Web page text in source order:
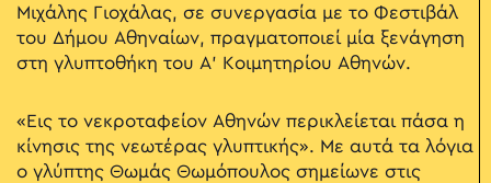
Μιχάλης Γιοχάλας, σε συνεργασία με το Φεστιβάλ
του Δήμου Αθηναίων, πραγματοποιεί μία ξενάγηση
στη γλυπτοθήκη του Α' Κοιμητηρίου Αθηνών.
«Εις το νεκροταφείον Αθηνών περικλείεται πάσα η
κίνησις της νεωτέρας γλυπτικής». Με αυτά τα λόγια
ο γλύπτης Θωμάς Θωμόπουλος σημείωνε στις